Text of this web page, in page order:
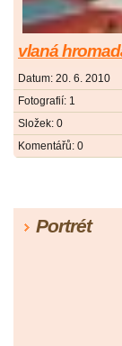
vlaná
Datum: 20. 6. 2010
Fotografií: 1
Složek: 0
Komentářů: 0
Portrét